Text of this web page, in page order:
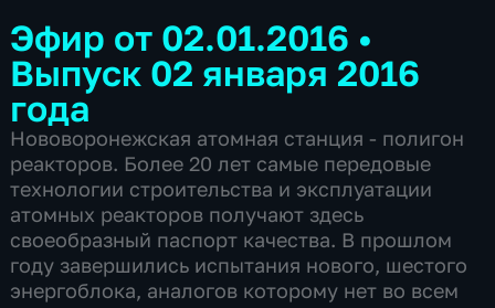
Эфир от 02.01.2016 •
Выпуск 02 января 2016
года
Нововоронежская атомная станция - полигон
реакторов. Более 20 лет самые передовые
технологии строительства и эксплуатации
атомных реакторов получают здесь
своеобразный паспорт качества. В прошлом
году завершились испытания нового, шестого
энергоблока, аналогов которому нет во всем